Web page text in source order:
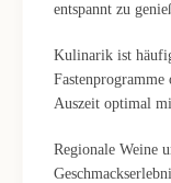
entspannt zu
Kulinarik ist
Auszeit optimal
Regionale Weine